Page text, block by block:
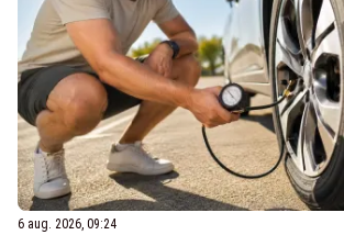
6 aug. 2026, 09:24